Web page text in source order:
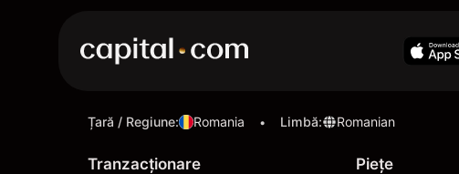
Țară / Regiune: Romania • Limbă: Romanian
Tranzacționare Pieţe